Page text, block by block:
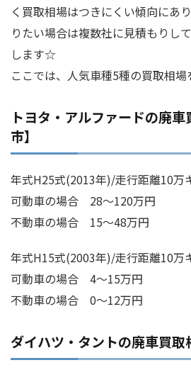
く買取相場はつきにくい傾向にあ
りたい場合は複数社に見積もりし
します☆
ここでは、人気車種5種の買取相場
トヨタ・アルファードの廃
市】
年式H25式(2013年)/走行距離10万
可動車の場合 28～120万円
不動車の場合 15～48万円
年式H15式(2003年)/走行距離10万
可動車の場合 4～15万円
不動車の場合 0～12万円
ダイハツ・タントの廃車買取